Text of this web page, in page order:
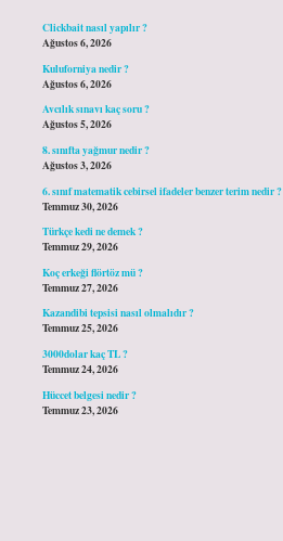
Clickbait nasıl yapılır ?
Ağustos 6, 2026
Kuluforniya nedir ?
Ağustos 6, 2026
Avcılık sınavı kaç soru ?
Ağustos 5, 2026
8. sınıfta yağmur nedir ?
Ağustos 3, 2026
6. sınıf matematik cebirsel ifadeler benzer terim nedir ?
Temmuz 30, 2026
Türkçe kedi ne demek ?
Temmuz 29, 2026
Koç erkeği flörtöz mü ?
Temmuz 27, 2026
Kazandibi tepsisi nasıl olmalıdır ?
Temmuz 25, 2026
3000dolar kaç TL ?
Temmuz 24, 2026
Hüccet belgesi nedir ?
Temmuz 23, 2026